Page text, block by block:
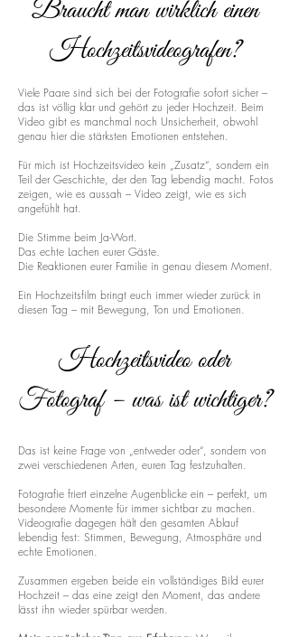
Braucht man wirklich einen
Hochzeitsvideografen?
Viele Paare sind sich bei der Fotografie sofort sicher –
das ist völlig klar und gehört zu jeder Hochzeit. Beim
Video gibt es manchmal noch Unsicherheit, obwohl
genau hier die stärksten Emotionen entstehen.
Für mich ist Hochzeitsvideo kein „Zusatz“, sondern ein
Teil der Geschichte, der den Tag lebendig macht. Fotos
zeigen, wie es aussah – Video zeigt, wie es sich
angefühlt hat.
Die Stimme beim Ja-Wort.
Das echte Lachen eurer Gäste.
Die Reaktionen eurer Familie in genau diesem Moment.
Ein Hochzeitsfilm bringt euch immer wieder zurück in
diesen Tag – mit Bewegung, Ton und Emotionen.
Hochzeitsvideo oder
Fotograf – was ist wichtiger?
Das ist keine Frage von „entweder oder“, sondern von
zwei verschiedenen Arten, euren Tag festzuhalten.
Fotografie friert einzelne Augenblicke ein – perfekt, um
besondere Momente für immer sichtbar zu machen.
Videografie dagegen hält den gesamten Ablauf
lebendig fest: Stimmen, Bewegung, Atmosphäre und
echte Emotionen.
Zusammen ergeben beide ein vollständiges Bild eurer
Hochzeit – das eine zeigt den Moment, das andere
lässt ihn wieder spürbar werden.